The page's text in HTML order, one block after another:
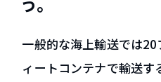
会社紹介
グループ会社 HPS Tradeに
一般的な海上輸送では
ィートコンテナで輸送す